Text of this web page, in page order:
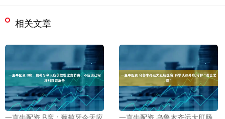
相关文章
一直牛配资 B席：葡萄牙今天应 一直牛配资 乌鲁木齐远大肛肠